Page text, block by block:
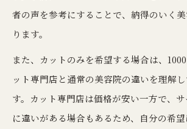
メンズ対応美容院の特徴と見分
美容院の駐車場やアクセス情
カット専門店と美容院の違いを徹底
カット専門店と美容院のサービ
者の声を参考にすることで、納得のいく
ります。
また、カットのみを希望する場合は、
ット専門店と通常の美容院の違いを理解
す。カット専門店は価格が安い一方で、
に違いがある場合もあるため、自分の希